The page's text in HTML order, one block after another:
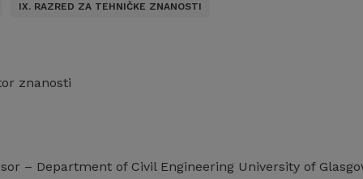
IX. RAZRED ZA TEHNIČKE ZNANOSTI
znanosti
– Department of Civil Engineering University of